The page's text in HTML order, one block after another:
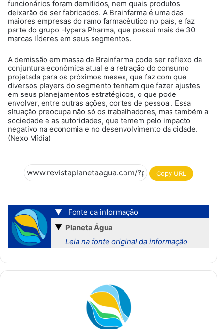
funcionários foram demitidos, nem quais produtos
deixarão de ser fabricados. A Brainfarma é uma das
maiores empresas do ramo farmacêutico no país, e faz
parte do grupo Hypera Pharma, que possui mais de 30
marcas líderes em seus segmentos.
A demissão em massa da Brainfarma pode ser reflexo da
conjuntura econômica atual e a retração do consumo
projetada para os próximos meses, que faz com que
diversos players do segmento tenham que fazer ajustes
em seus planejamentos estratégicos, o que pode
envolver, entre outras ações, cortes de pessoal. Essa
situação preocupa não só os trabalhadores, mas também a
sociedade e as autoridades, que temem pelo impacto
negativo na economia e no desenvolvimento da cidade.
(Nexo Mídia)
Copy URL
▼
Fonte da informação:
▼ Planeta Água
Leia na fonte original da informação